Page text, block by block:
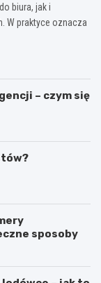
biura, jak i
W praktyce oznacza
– czym się
sposoby